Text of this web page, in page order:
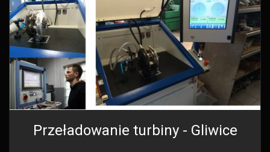
Przeładowanie turbiny - Gliwice